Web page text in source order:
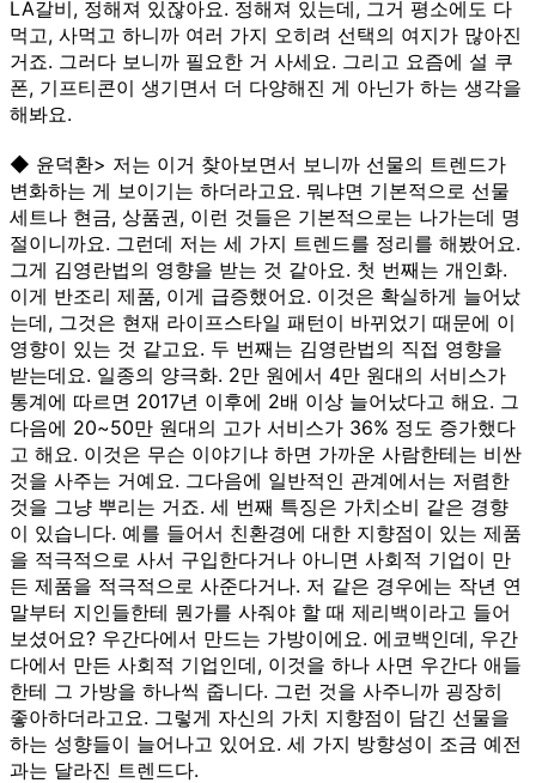
LA갈비, 정해져 있잖아요. 정해져 있는데, 그거 평소에도 다
먹고, 사먹고 하니까 여러 가지 오히려 선택의 여지가 많아진
거죠. 그러다 보니까 필요한 거 사세요. 그리고 요즘에 설 쿠
폰, 기프티콘이 생기면서 더 다양해진 게 아닌가 하는 생각을
해봐요.
◆ 윤덕환> 저는 이거 찾아보면서 보니까 선물의 트렌드가
변화하는 게 보이기는 하더라고요. 뭐냐면 기본적으로 선물
세트나 현금, 상품권, 이런 것들은 기본적으로는 나가는데 명
절이니까요. 그런데 저는 세 가지 트렌드를 정리를 해봤어요.
그게 김영란법의 영향을 받는 것 같아요. 첫 번째는 개인화.
이게 반조리 제품, 이게 급증했어요. 이것은 확실하게 늘어났
는데, 그것은 현재 라이프스타일 패턴이 바뀌었기 때문에 이
영향이 있는 것 같고요. 두 번째는 김영란법의 직접 영향을
받는데요. 일종의 양극화. 2만 원에서 4만 원대의 서비스가
통계에 따르면 2017년 이후에 2배 이상 늘어났다고 해요. 그
다음에 20~50만 원대의 고가 서비스가 36% 정도 증가했다
고 해요. 이것은 무슨 이야기냐 하면 가까운 사람한테는 비싼
것을 사주는 거예요. 그다음에 일반적인 관계에서는 저렴한
것을 그냥 뿌리는 거죠. 세 번째 특징은 가치소비 같은 경향
이 있습니다. 예를 들어서 친환경에 대한 지향점이 있는 제품
을 적극적으로 사서 구입한다거나 아니면 사회적 기업이 만
든 제품을 적극적으로 사준다거나. 저 같은 경우에는 작년 연
말부터 지인들한테 뭔가를 사줘야 할 때 제리백이라고 들어
보셨어요? 우간다에서 만드는 가방이에요. 에코백인데, 우간
다에서 만든 사회적 기업인데, 이것을 하나 사면 우간다 애들
한테 그 가방을 하나씩 줍니다. 그런 것을 사주니까 굉장히
좋아하더라고요. 그렇게 자신의 가치 지향점이 담긴 선물을
하는 성향들이 늘어나고 있어요. 세 가지 방향성이 조금 예전
과는 달라진 트렌드다.